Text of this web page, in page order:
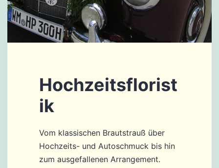
Hochzeitsflorist
ik
Vom klassischen Brautstrauß über
Hochzeits- und Autoschmuck bis hin
zum ausgefallenen Arrangement.